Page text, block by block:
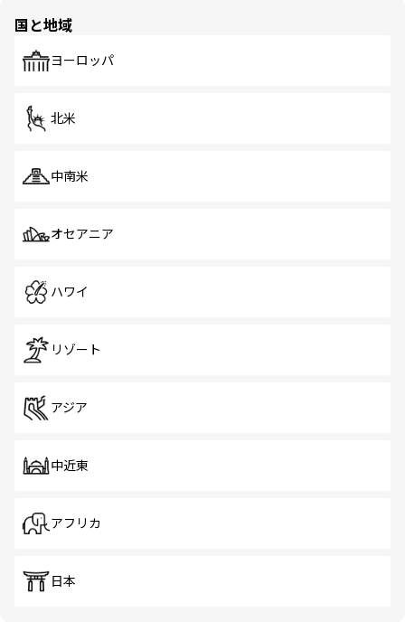
で、ホーカーズは地元の風情を楽しめる外せないスポット
国と地域
ヨーロッパ
北米
中南米
オセアニア
ハワイ
リゾート
アジア
中近東
アフリカ
日本